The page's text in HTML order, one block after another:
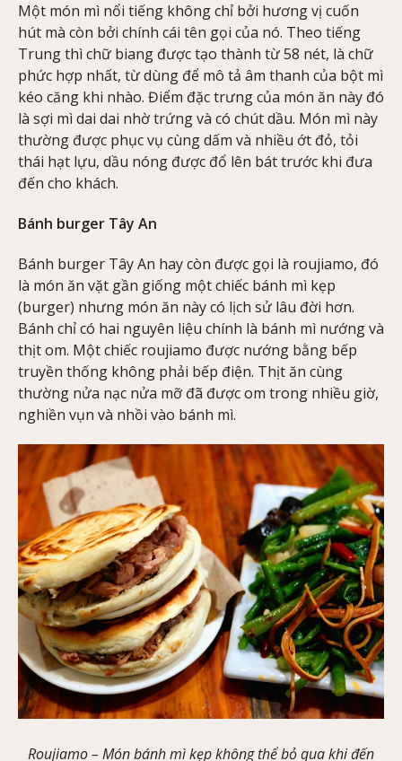
Một món mì nổi tiếng không chỉ bởi hương vị cuốn
hút mà còn bởi chính cái tên gọi của nó. Theo tiếng
Trung thì chữ biang được tạo thành từ 58 nét, là chữ
phức hợp nhất, từ dùng để mô tả âm thanh của bột mì
kéo căng khi nhào. Điểm đặc trưng của món ăn này đó
là sợi mì dai dai nhờ trứng và có chút dầu. Món mì này
thường được phục vụ cùng dấm và nhiều ớt đỏ, tỏi
thái hạt lựu, dầu nóng được đổ lên bát trước khi đưa
đến cho khách.
Bánh burger Tây An
Bánh burger Tây An hay còn được gọi là roujiamo, đó
là món ăn vặt gần giống một chiếc bánh mì kẹp
(burger) nhưng món ăn này có lịch sử lâu đời hơn.
Bánh chỉ có hai nguyên liệu chính là bánh mì nướng và
thịt om. Một chiếc roujiamo được nướng bằng bếp
truyền thống không phải bếp điện. Thịt ăn cùng
thường nửa nạc nửa mỡ đã được om trong nhiều giờ,
nghiền vụn và nhồi vào bánh mì.
Roujiamo – Món bánh mì kẹp không thể bỏ qua khi đến